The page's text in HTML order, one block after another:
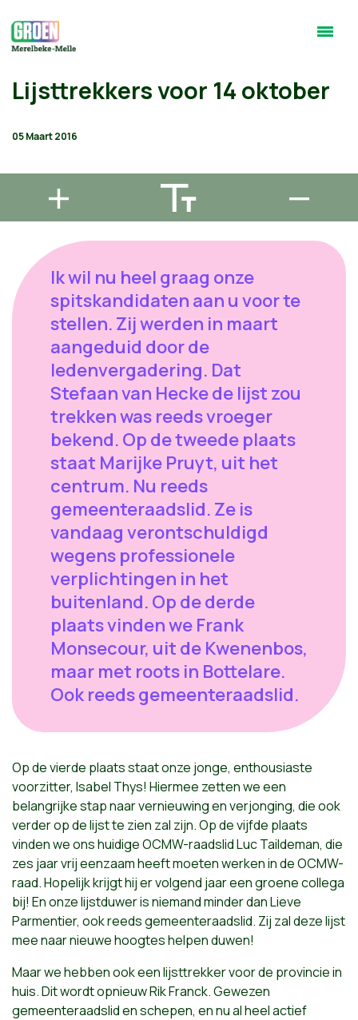
Lijsttrekkers voor 14 oktober
05 Maart 2016
Ik wil nu heel graag onze
spitskandidaten aan u voor te
stellen. Zij werden in maart
aangeduid door de
ledenvergadering. Dat
Stefaan van Hecke de lijst zou
trekken was reeds vroeger
bekend. Op de tweede plaats
staat Marijke Pruyt, uit het
centrum. Nu reeds
gemeenteraadslid. Ze is
vandaag verontschuldigd
wegens professionele
verplichtingen in het
buitenland. Op de derde
plaats vinden we Frank
Monsecour, uit de Kwenenbos,
maar met roots in Bottelare.
Ook reeds gemeenteraadslid.
Op de vierde plaats staat onze jonge, enthousiaste
voorzitter, Isabel Thys! Hiermee zetten we een
belangrijke stap naar vernieuwing en verjonging, die ook
verder op de lijst te zien zal zijn. Op de vijfde plaats
vinden we ons huidige OCMW-raadslid Luc Taildeman, die
zes jaar vrij eenzaam heeft moeten werken in de OCMW-
raad. Hopelijk krijgt hij er volgend jaar een groene collega
bij! En onze lijstduwer is niemand minder dan Lieve
Parmentier, ook reeds gemeenteraadslid. Zij zal deze lijst
mee naar nieuwe hoogtes helpen duwen!
Maar we hebben ook een lijsttrekker voor de provincie in
huis. Dit wordt opnieuw Rik Franck. Gewezen
gemeenteraadslid en schepen, en nu al heel actief